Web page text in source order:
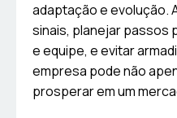
adaptação e evolução.
sinais, planejar passos
e equipe, e evitar
empresa pode não
prosperar em um